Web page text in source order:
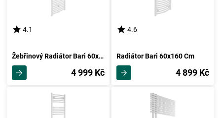
4.1
Žebřinový Radiátor Bari 60x178,5 Cm
4 999 Kč
4.6
Radiátor Bari 60x160 Cm
4 899 Kč